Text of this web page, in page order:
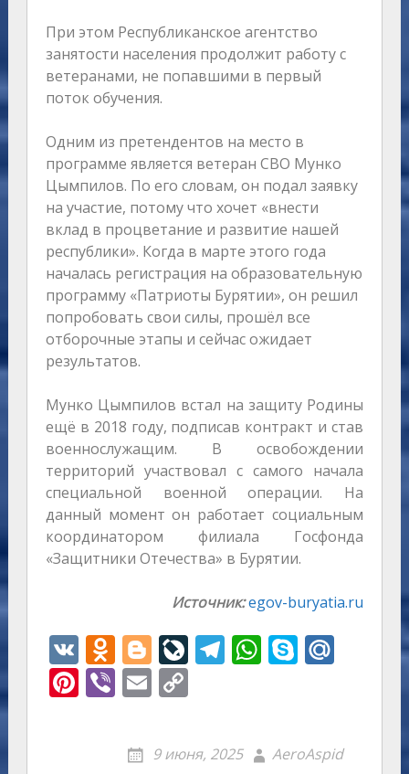
При этом Республиканское агентство
занятости населения продолжит работу с
ветеранами, не попавшими в первый
поток обучения.
Одним из претендентов на место в
программе является ветеран СВО Мунко
Цымпилов. По его словам, он подал заявку
на участие, потому что хочет «внести
вклад в процветание и развитие нашей
республики». Когда в марте этого года
началась регистрация на образовательную
программу «Патриоты Бурятии», он решил
попробовать свои силы, прошёл все
отборочные этапы и сейчас ожидает
результатов.
Мунко Цымпилов встал на защиту Родины
ещё в 2018 году, подписав контракт и став
военнослужащим. В освобождении
территорий участвовал с самого начала
специальной военной операции. На
данный момент он работает социальным
координатором филиала Госфонда
«Защитники Отечества» в Бурятии.
Источник:egov-buryatia.ru
V
K
O
d
n
o
Bl
o
g
Li
v
eJ
T W S M
Pi Vi
er
E
ai
C
p
9 июня, 2025 AeroAspid